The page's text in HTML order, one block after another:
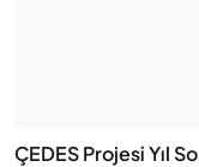
ÇEDES Projesi Yıl